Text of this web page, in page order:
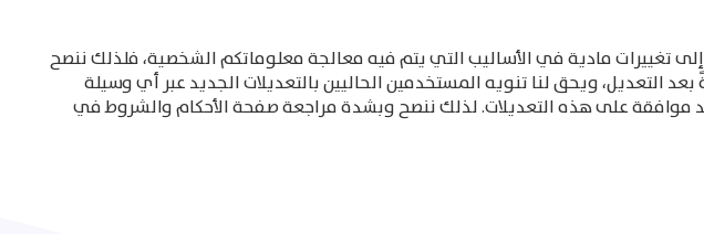
تغييرات مادية في الأساليب التي يتم فيه معالجة معلوماتكم الشخصية، فلذلك ننصح
ويحق لنا تنويه المستخدمين الحاليين بالتعديلات الجديد عبر أي وسيلة
موافقة على هذه التعديلات. لذلك ننصح وبشدة مراجعة صفحة الأحكام والشروط في